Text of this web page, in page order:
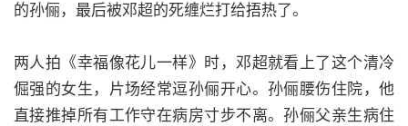
的孙俪，最后被邓超的死缠烂打给捂热了。
两人拍《幸福像花儿一样》时，邓超就看上了这个清冷
倔强的女生，片场经常逗孙俪开心。孙俪腰伤住院，他
直接推掉所有工作守在病房寸步不离。孙俪父亲生病住